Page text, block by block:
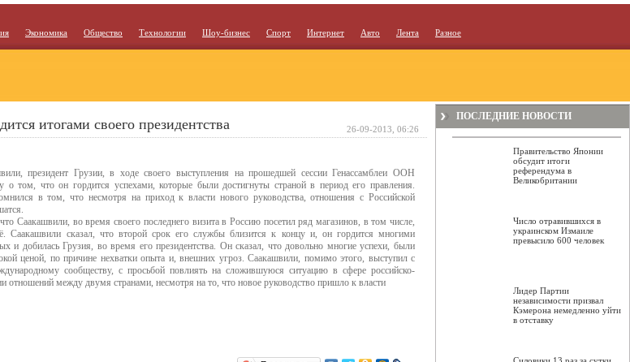
Экономика Общество Технологии Шоу-бизнес Спорт Интернет Авто Лента Разное
итогами своего президентства
президент Грузии, в ходе своего выступления на прошедшей сессии Генассамблеи ООН
о том, что он гордится успехами, которые были достигнуты страной в период его правления.
в том, что несмотря на приход к власти нового руководства, отношения с Российской
Саакашвили, во время своего последнего визита в Россию посетил ряд магазинов, в том числе,
Саакашвили сказал, что второй срок его службы близится к концу и, он гордится многими
и добилась Грузия, во время его президентства. Он сказал, что довольно многие успехи, были
ценой, по причине нехватки опыта и, внешних угроз. Саакашвили, помимо этого, выступил с
сообществу, с просьбой повлиять на сложившуюся ситуацию в сфере российско-
отношений между двумя странами, несмотря на то, что новое руководство пришло к власти
26-09-2013, 06:26
ПОСЛЕДНИЕ НОВОСТИ
Правительство Японии
обсудит итоги
референдума в
Великобритании
Число отравившихся в
украинском Измаиле
превысило 600 человек
Лидер Партии
независимости призвал
Кэмерона немедленно уйти
в отставку